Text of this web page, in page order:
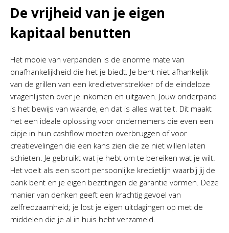
De vrijheid van je eigen
kapitaal benutten
Het mooie van verpanden is de enorme mate van
onafhankelijkheid die het je biedt. Je bent niet afhankelijk
van de grillen van een kredietverstrekker of de eindeloze
vragenlijsten over je inkomen en uitgaven. Jouw onderpand
is het bewijs van waarde, en dat is alles wat telt. Dit maakt
het een ideale oplossing voor ondernemers die even een
dipje in hun cashflow moeten overbruggen of voor
creatievelingen die een kans zien die ze niet willen laten
schieten. Je gebruikt wat je hebt om te bereiken wat je wilt.
Het voelt als een soort persoonlijke kredietlijn waarbij jij de
bank bent en je eigen bezittingen de garantie vormen. Deze
manier van denken geeft een krachtig gevoel van
zelfredzaamheid; je lost je eigen uitdagingen op met de
middelen die je al in huis hebt verzameld.